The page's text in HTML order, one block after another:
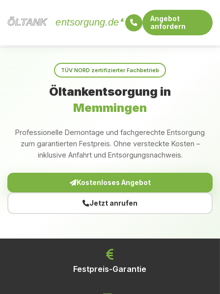
ÖLTANK
ÖLTANK entsorgung.de
Angebot
anfordern
TÜV NORD zertifizierter Fachbetrieb
Öltankentsorgung in
Memmingen
Professionelle Demontage und fachgerechte Entsorgung
zum garantierten Festpreis. Ohne versteckte Kosten –
inklusive Anfahrt und Entsorgungsnachweis.
Kostenloses Angebot
Jetzt anrufen
Festpreis-Garantie